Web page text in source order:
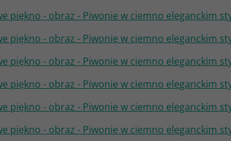
piękno - obraz - Piwonie w ciemno eleganckim
piękno - obraz - Piwonie w ciemno eleganckim
piękno - obraz - Piwonie w ciemno eleganckim
piękno - obraz - Piwonie w ciemno eleganckim
piękno - obraz - Piwonie w ciemno eleganckim
piękno - obraz - Piwonie w ciemno eleganckim